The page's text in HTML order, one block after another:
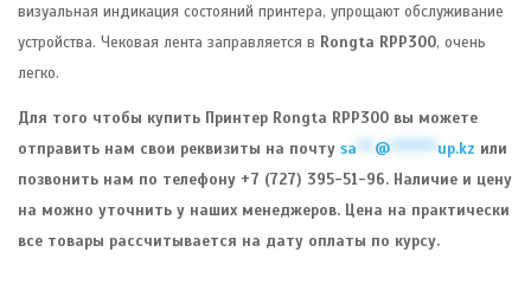
визуальная индикация состояний принтера, упрощают обслуживание
устройства. Чековая лента заправляется в Rongta RPP300, очень
легко.
Для того чтобы купить Принтер Rongta RPP300 вы можете
отправить нам свои реквизиты на почту sa *** @******** up.kz или
позвонить нам по телефону +7 (727) 395-51-96. Наличие и цену
на можно уточнить у наших менеджеров. Цена на практически
все товары рассчитывается на дату оплаты по курсу.